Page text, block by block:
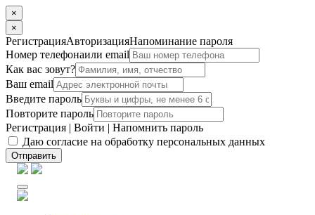
×
×
РегистрацияАвторизацияНапоминание пароля
Номер телефонаили email
Как вас зовут?
Ваш email
Введите пароль
Повторите пароль
Регистрация | Войти | Напомнить пароль
Даю согласие на обработку персональных данных
Отправить